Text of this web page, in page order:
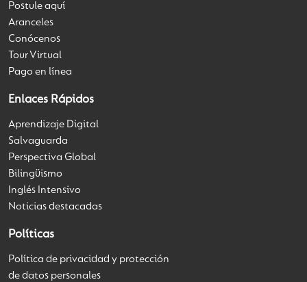
Postule aquí
Aranceles
Conócenos
Tour Virtual
Pago en línea
Enlaces Rápidos
Aprendizaje Digital
Salvaguarda
Perspectiva Global
Bilingüismo
Inglés Intensivo
Noticias destacadas
Políticas
Política de privacidad y protección
de datos personales